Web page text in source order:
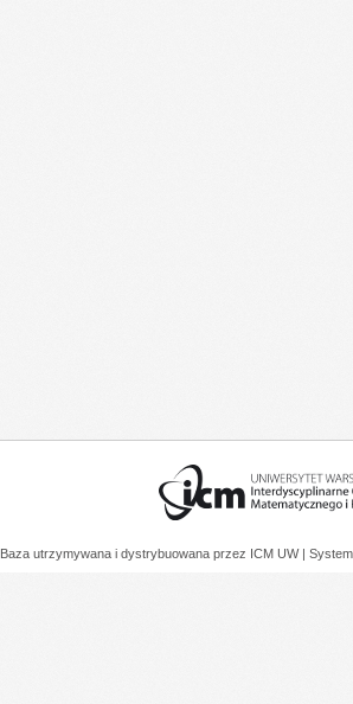
Baza utrzymywana i dystrybuowana przez ICM UW |